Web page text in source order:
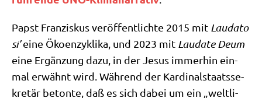
Papst Fran­zis­kus ver­öf­fent­lich­te 2015 mit Lau­da­to
si’eine Ökoen­zy­kli­ka, und 2023 mit Lau­da­te Deum
eine Ergän­zung dazu, in der Jesus immer­hin ein­
mal erwähnt wird. Wäh­rend der Kar­di­nal­staats­se­
kre­tär beton­te, daß es sich dabei um ein „welt­li­